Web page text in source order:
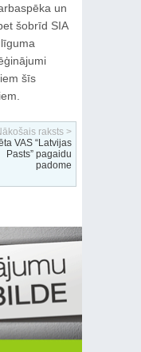
un
šobrīd SIA
šīs
raksts >
VAS “Latvijas
Pasts” pagaidu
padome